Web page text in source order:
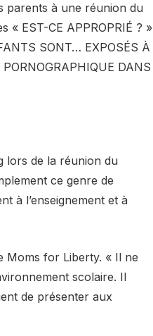
parents à une réunion du
« EST-CE APPROPRIÉ ? »
SONT… EXPOSÉS À
DANS
lors de la réunion du
ce genre de
à l’enseignement et à
Moms for Liberty. « Il ne
scolaire. Il
de présenter aux